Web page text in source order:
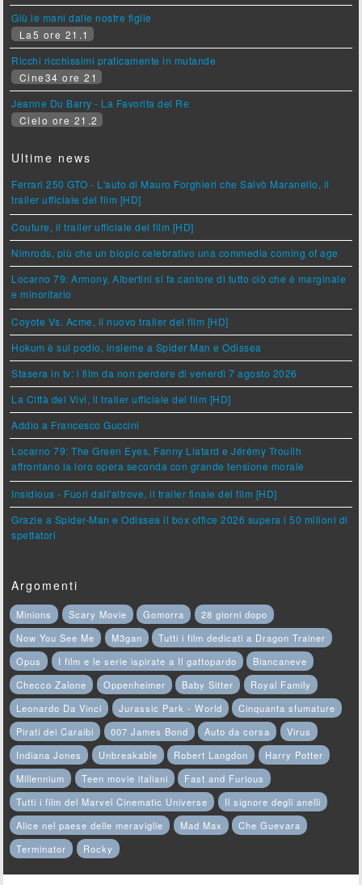
Giù le mani dalle nostre figlie
La5 ore 21.1
Ricchi ricchissimi praticamente in mutande
Cine34 ore 21
Jeanne Du Barry - La Favorita del Re
Cielo ore 21.2
Ultime news
Ferrari 250 GTO - L'auto di Mauro Forghieri che Salvò Maranello, il
trailer ufficiale del film [HD]
Couture, il trailer ufficiale del film [HD]
Nimrods, più che un biopic celebrativo una commedia coming of age
Locarno 79: Armony, Albertini si fa cantore di tutto ciò che è marginale
e minoritario
Coyote Vs. Acme, il nuovo trailer del film [HD]
Hokum è sul podio, insieme a Spider Man e Odissea
Stasera in tv: i film da non perdere di venerdì 7 agosto 2026
La Città dei Vivi, il trailer ufficiale del film [HD]
Addio a Francesco Guccini
Locarno 79: The Green Eyes, Fanny Liatard e Jérémy Trouilh
affrontano la loro opera seconda con grande tensione morale
Insidious - Fuori dall'altrove, il trailer finale del film [HD]
Grazie a Spider-Man e Odissea il box office 2026 supera i 50 milioni di
spettatori
Argomenti
Minions Scary Movie Gomorra
28 giorni dopo
Now You See Me
M3gan
Tutti i film dedicati a Dragon Trainer
Opus
I film e le serie ispirate a Il gattopardo
Biancaneve
Checco Zalone
Oppenheimer Baby Sitter
Royal Family
Leonardo Da Vinci
Jurassic Park - World
Cinquanta sfumature
Pirati dei Caraibi
007 James Bond Auto da corsa
Virus
Indiana Jones
Unbreakable Robert Langdon
Harry Potter
Millennium
Teen movie italiani
Fast and Furious
Tutti i film del Marvel Cinematic Universe
Il signore degli anelli
Alice nel paese delle meraviglie
Mad Max
Che Guevara
Terminator
Rocky